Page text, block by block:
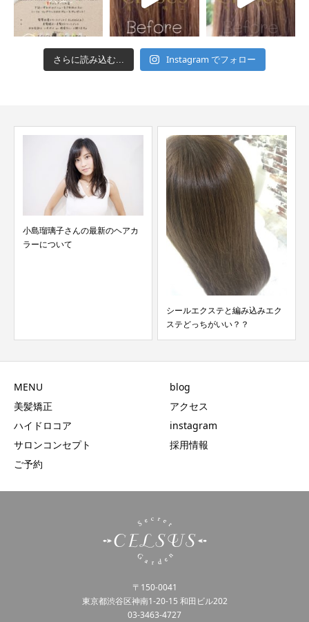
さらに読み込む... Instagram でフォロー
小島瑠璃子さんの最新のヘアカ
ラーについて
シールエクステと編み込みエク
ステどっちがいい？？
MENU
美髪矯正
ハイドロコア
サロンコンセプト
ご予約
blog
アクセス
instagram
採用情報
〒150-0041
東京都渋谷区神南1-20-15 和田ビル202
03-3463-4727